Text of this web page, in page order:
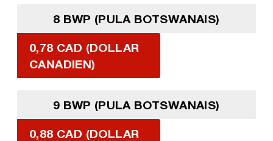
8 BWP (PULA BOTSWANAIS)
0,78 CAD (DOLLAR
CANADIEN)
9 BWP (PULA BOTSWANAIS)
0,88 CAD (DOLLAR